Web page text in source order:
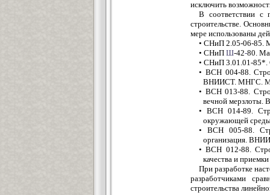
исключить
В соответствии с
строительстве.
мере использованы
• СНиП 2.05-06-85.
• СНиП Ш-42-80.
• СНиП 3.01.01-85*.
• ВСН 004-88.
ВНИИСТ. МНГС.
• ВСН 013-88.
вечной
• ВСН 014-89.
окружающей
• ВСН 005-88.
организация.
• ВСН 012-88.
качества и
При разработке
разработчиками
строительства